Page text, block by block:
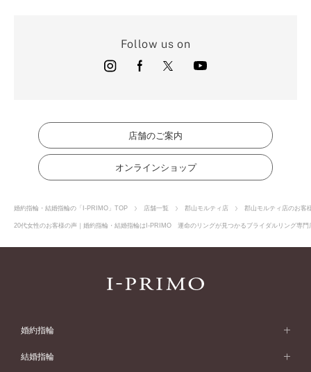
Follow us on
店舗のご案内
オンラインショップ
婚約指輪・結婚指輪の「I-PRIMO」TOP 店舗一覧 郡山モルティ店 郡山モルティ店のお客
20代女性のお客様の声｜婚約指輪・結婚指輪はI-PRIMO 運命のリングが見つかるブライダルリング専
婚約指輪
婚約指輪 (エンゲージリング)
結婚指輪